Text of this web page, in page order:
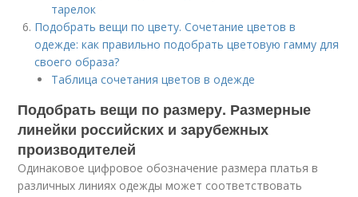
тарелок
Подобрать вещи по цвету. Сочетание цветов в
одежде: как правильно подобрать цветовую гамму для
своего образа?
Таблица сочетания цветов в одежде
Подобрать вещи по размеру. Размерные
линейки российских и зарубежных
производителей
Одинаковое цифровое обозначение размера платья в
различных линиях одежды может соответствовать